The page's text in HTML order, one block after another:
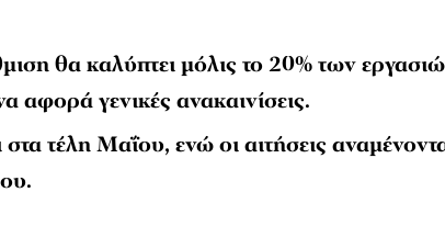
θα καλύπτει μόλις το 20% των
αφορά γενικές ανακαινίσεις.
τέλη Μαΐου, ενώ οι αιτήσεις